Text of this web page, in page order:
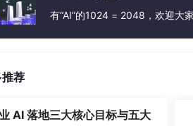
片规则一致的主表和子表。例如：
有“AI”的1024 = 2048，欢迎大
荐
AI 落地三大核心目标与五大